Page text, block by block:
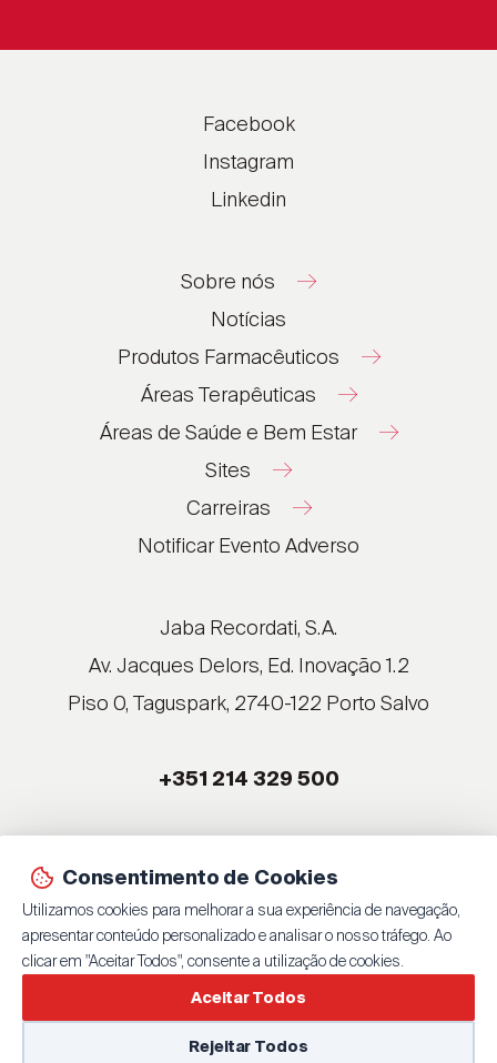
Facebook
Instagram
Linkedin
Sobre nós
Notícias
Produtos Farmacêuticos
Áreas Terapêuticas
Áreas de Saúde e Bem Estar
Sites
®
®
®
®
Carreiras
Notificar Evento Adverso
Jaba Recordati, S.A.
Av. Jacques Delors, Ed. Inovação 1.2
Piso 0, Taguspark, 2740-122 Porto Salvo
+351 214 329 500
© 2026 Jaba Recordati, S.A.
Bybluesoft.pt| 100% GET ON
Política de Privacidade
Consentimento de Cookies
Utilizamos cookies para melhorar a sua experiência de navegação,
apresentar conteúdo personalizado e analisar o nosso tráfego. Ao
clicar em "Aceitar Todos", consente a utilização de cookies.
Rejeitar Todos
Aceitar Todos